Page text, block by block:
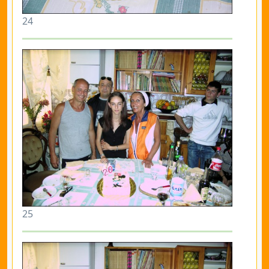
24
25